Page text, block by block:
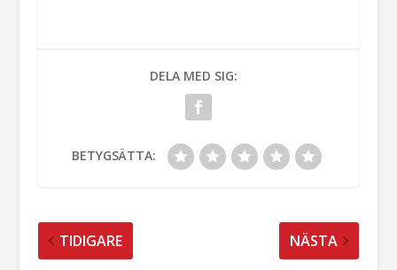
DELA MED SIG:
BETYGSÄTTA:
TIDIGARE NÄSTA